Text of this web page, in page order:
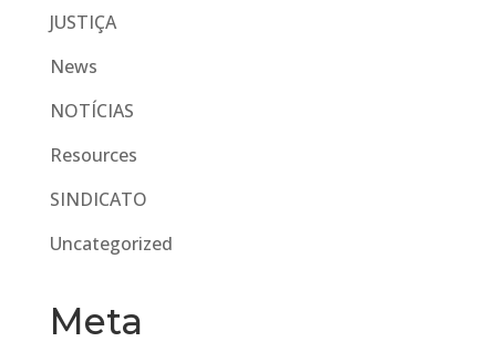
JUSTIÇA
News
NOTÍCIAS
Resources
SINDICATO
Uncategorized
Meta